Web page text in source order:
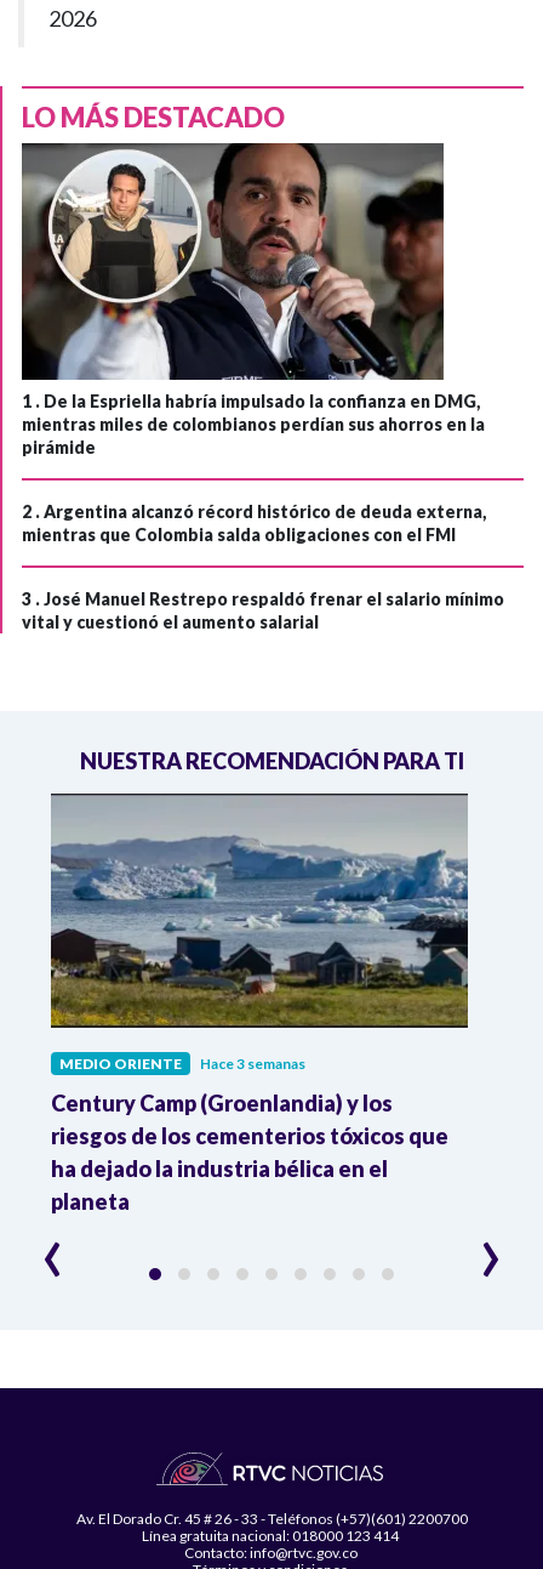
2026
LO MÁS DESTACADO
1 . De la Espriella habría impulsado la confianza en DMG,
mientras miles de colombianos perdían sus ahorros en la
pirámide
2 .Argentina alcanzó récord histórico de deuda externa,
mientras que Colombia salda obligaciones con el FMI
3 .José Manuel Restrepo respaldó frenar el salario mínimo
vital y cuestionó el aumento salarial
NUESTRA RECOMENDACIÓN PARA TI
MEDIO ORIENTE Hace 3 semanas
Century Camp (Groenlandia) y los
riesgos de los cementerios tóxicos que
ha dejado la industria bélica en el
planeta
‹ ›
Av. El Dorado Cr. 45 # 26 - 33 - Teléfonos (+57)(601) 2200700
Línea gratuita nacional: 018000 123 414
Contacto: info@rtvc.gov.co